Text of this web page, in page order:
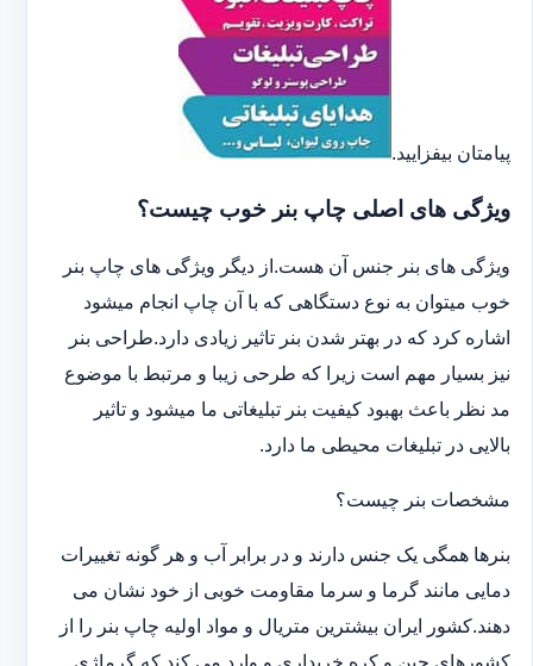
پیامتان بیفزایید.
ویژگی های اصلی چاپ بنر خوب چیست؟
ویژگی های بنر جنس آن هست.از دیگر ویژگی های چاپ بنر
خوب میتوان به نوع دستگاهی که با آن چاپ انجام میشود
اشاره کرد که در بهتر شدن بنر تاثیر زیادی دارد.طراحی بنر
نیز بسیار مهم است زیرا که طرحی زیبا و مرتبط با موضوع
مد نظر باعث بهبود کیفیت بنر تبلیغاتی ما میشود و تاثیر
بالایی در تبلیغات محیطی ما دارد.
مشخصات بنر چیست؟
بنرها همگی یک جنس دارند و در برابر آب و هر گونه تغییرات
دمایی مانند گرما و سرما مقاومت خوبی از خود نشان می
دهند.کشور ایران بیشترین متریال و مواد اولیه چاپ بنر را از